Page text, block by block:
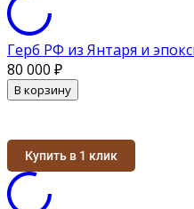
Герб РФ из Янтаря и
80 000 ₽
В корзину
Купить в 1 клик